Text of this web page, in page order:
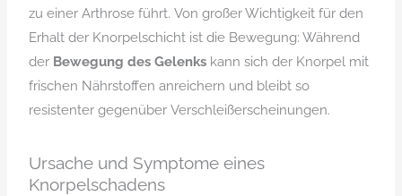
zu einer Arthrose führt. Von großer Wichtigkeit für den
Erhalt der Knorpelschicht ist die Bewegung: Während
der Bewegung des Gelenks kann sich der Knorpel mit
frischen Nährstoffen anreichern und bleibt so
resistenter gegenüber Verschleißerscheinungen.
Ursache und Symptome eines
Knorpelschadens